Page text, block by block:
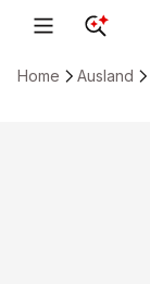
Home Ausland